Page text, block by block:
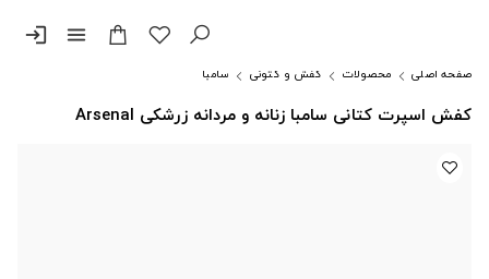
menu
login
صفحه اصلی محصولات کفش و کتونی سامبا
کفش اسپرت کتانی سامبا زنانه و مردانه زرشکی Arsenal